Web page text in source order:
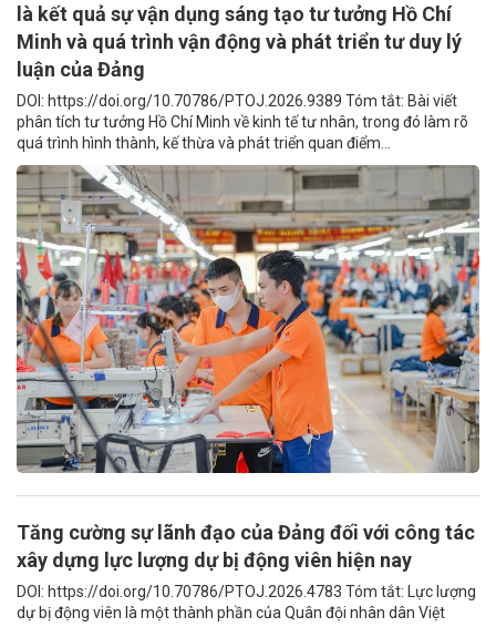
là kết quả sự vận dụng sáng tạo tư tưởng Hồ Chí
Minh và quá trình vận động và phát triển tư duy lý
luận của Đảng
DOI: https://doi.org/10.70786/PTOJ.2026.9389 Tóm tắt: Bài viết
phân tích tư tưởng Hồ Chí Minh về kinh tế tư nhân, trong đó làm rõ
quá trình hình thành, kế thừa và phát triển quan điểm...
Tăng cường sự lãnh đạo của Đảng đối với công tác
xây dựng lực lượng dự bị động viên hiện nay
DOI: https://doi.org/10.70786/PTOJ.2026.4783 Tóm tắt: Lực lượng
dự bị động viên là một thành phần của Quân đội nhân dân Việt